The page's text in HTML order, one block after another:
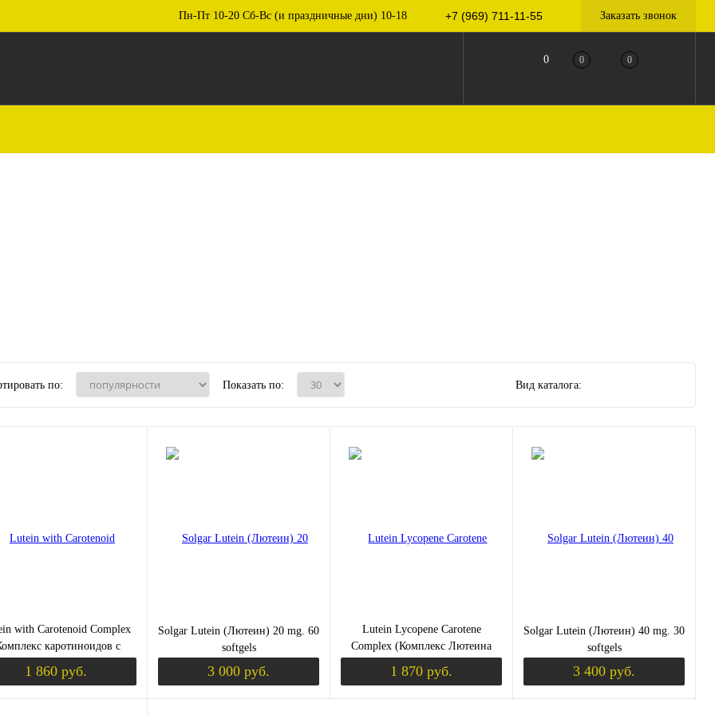
Пн-Пт 10-20 Сб-Вс (и праздничные дни) 10-18 +7 (969) 711-11-55 Заказать звонок
0 0 0
по: Показать по: Вид каталога:
with Carotenoid Complex
каротиноидов с
1 860 руб.
Solgar Lutein (Лютеин) 20 mg. 60
softgels
3 000 руб.
Lutein Lycopene Carotene
Complex (Комплекс Лютеина
Ликопина и Каротина) 30 капсул
(Solgar)
1 870 руб.
Solgar Lutein (Лютеин) 40 mg. 30
softgels
3 400 руб.